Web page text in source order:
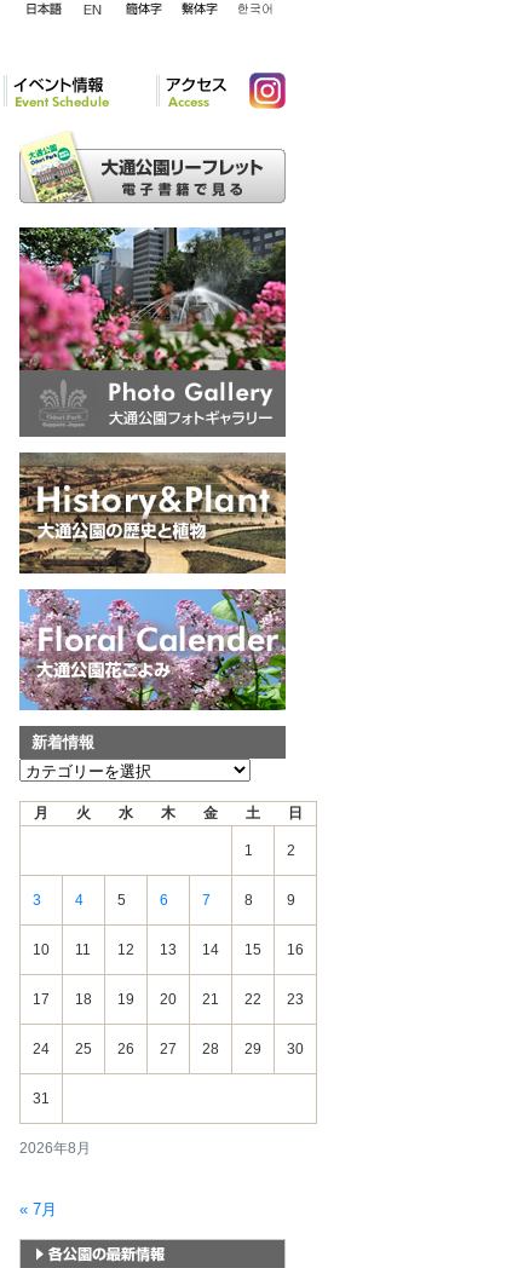
ス
新着情報
新
2026年8月
月 火 水 木 金 土 日
1 2
3 4 5 6 7 8 9
10 11 12 13 14 15 16
17 18 19 20 21 22 23
24 25 26 27 28 29 30
31
« 7月